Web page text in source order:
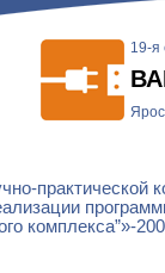
19-я
практической
комплекса”»-